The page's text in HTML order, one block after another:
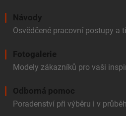
Návody
Osvědčené pracovní postupy a
Fotogalerie
Modely zákazníků pro vaši
Odborná pomoc
Poradenství při výběru i v